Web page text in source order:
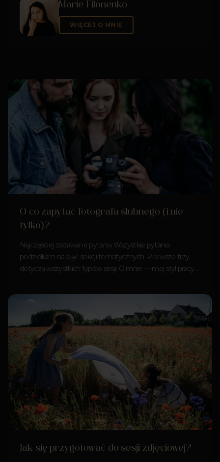
Marie Filonenko
WIĘCEJ O MNIE
O co zapytać fotografa ślubnego (i nie
tylko)?
Najczęściej zadawane pytania Wszystkie pytania
podzieliłam na pięć sekcji tematycznych. Pierwsze trzy
dotyczą wszystkich typów sesji. O mnie — moj styl pracy…
Jak się przygotować do sesji zdjęciowej?